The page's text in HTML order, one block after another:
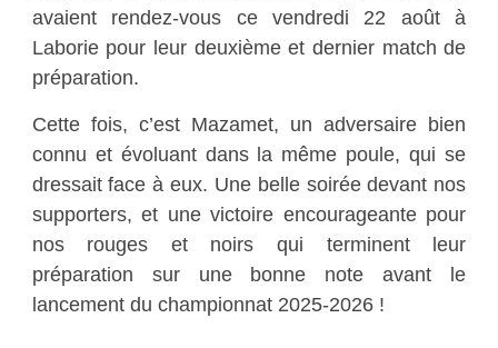
avaient rendez-vous ce vendredi 22 août à
Laborie pour leur deuxième et dernier match de
préparation.
Cette fois, c’est Mazamet, un adversaire bien
connu et évoluant dans la même poule, qui se
dressait face à eux. Une belle soirée devant nos
supporters, et une victoire encourageante pour
nos rouges et noirs qui terminent leur
préparation sur une bonne note avant le
lancement du championnat 2025-2026 !